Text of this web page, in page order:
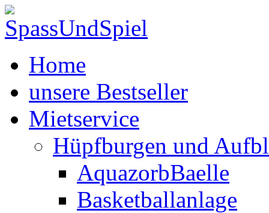
Home
unsere Bestseller
Mietservice
Hüpfburgen und
AquazorbBaelle
Basketballanlage